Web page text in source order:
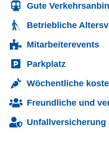
Gute
Betriebliche
Mitarbeiterevents
Parkplatz
Wöchentliche
Freundliche und